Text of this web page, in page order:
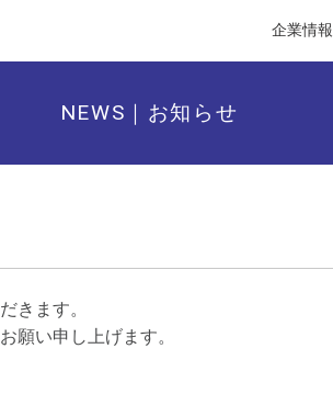
企業情報
NEWS｜お知らせ
きます。
願い申し上げます。